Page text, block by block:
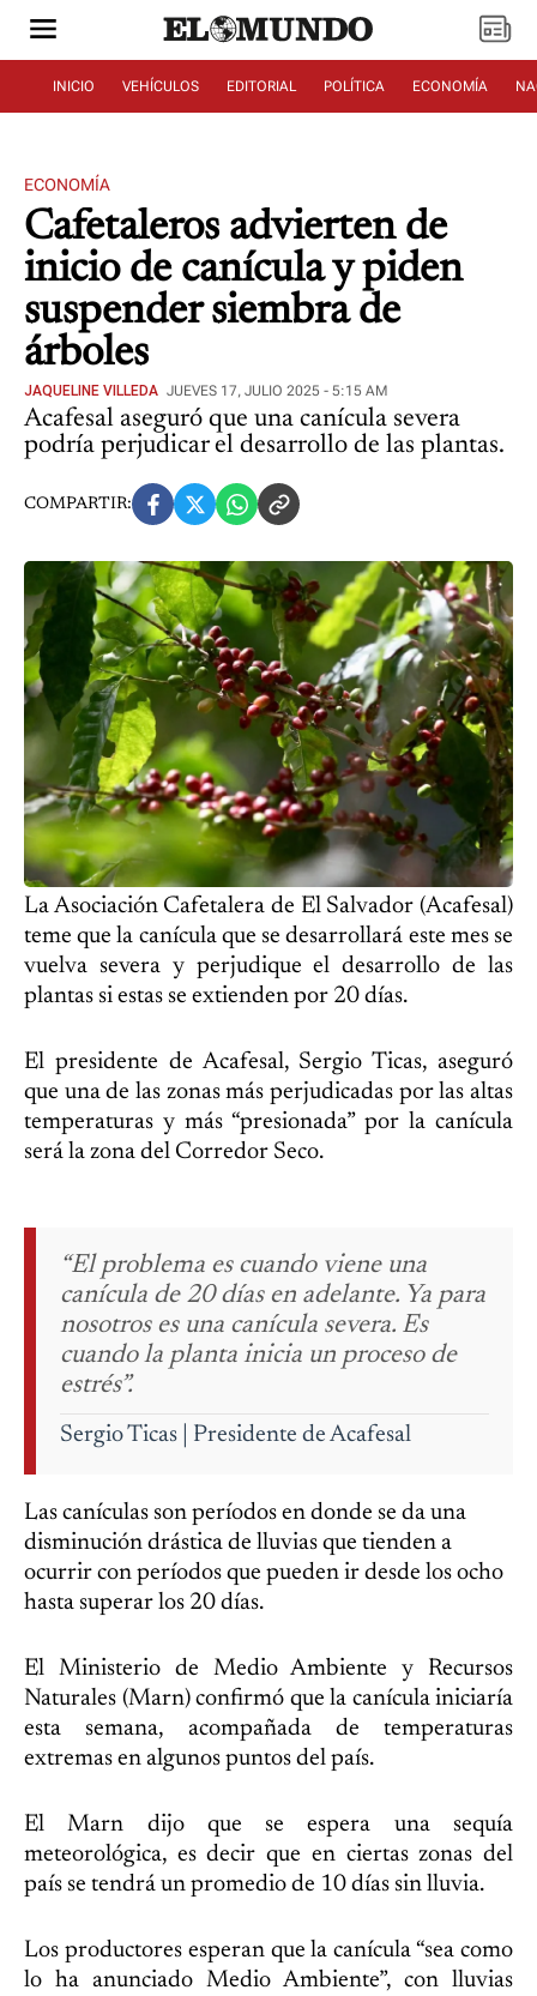
INICIO VEHÍCULOS EDITORIAL POLÍTICA ECONOMÍA
ECONOMÍA
Cafetaleros advierten de
inicio de canícula y piden
suspender siembra de
árboles
JAQUELINE VILLEDA JUEVES 17, JULIO 2025 - 5:15 AM
Acafesal aseguró que una canícula severa
podría perjudicar el desarrollo de las plantas.
COMPARTIR:
La Asociación Cafetalera de El Salvador (Acafesal)
teme que la canícula que se desarrollará este mes se
vuelva severa y perjudique el desarrollo de las
plantas si estas se extienden por 20 días.
El presidente de Acafesal, Sergio Ticas, aseguró
que una de las zonas más perjudicadas por las altas
temperaturas y más “presionada” por la canícula
será la zona del Corredor Seco.
“El problema es cuando viene una
canícula de 20 días en adelante. Ya para
nosotros es una canícula severa. Es
cuando la planta inicia un proceso de
estrés”.
Sergio Ticas | Presidente de Acafesal
Las canículas son períodos en donde se da una
disminución drástica de lluvias que tienden a
ocurrir con períodos que pueden ir desde los ocho
hasta superar los 20 días.
El Ministerio de Medio Ambiente y Recursos
Naturales (Marn) confirmó que la canícula iniciaría
esta semana, acompañada de temperaturas
extremas en algunos puntos del país.
El Marn dijo que se espera una sequía
meteorológica, es decir que en ciertas zonas del
país se tendrá un promedio de 10 días sin lluvia.
Los productores esperan que la canícula “sea como
lo ha anunciado Medio Ambiente”, con lluvias